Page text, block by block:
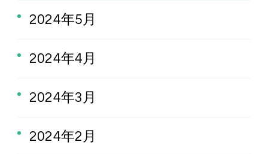
2024年5月
2024年4月
2024年3月
2024年2月